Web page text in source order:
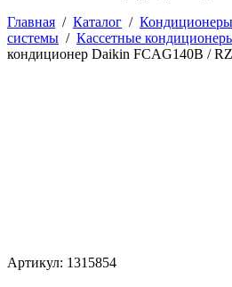
Главная / Каталог / Кондиционеры
системы / Кассетные
кондиционер Daikin FCAG140B /
Артикул: 1315854